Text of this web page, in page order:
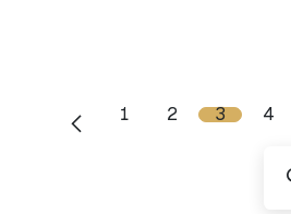
1 2 3 4